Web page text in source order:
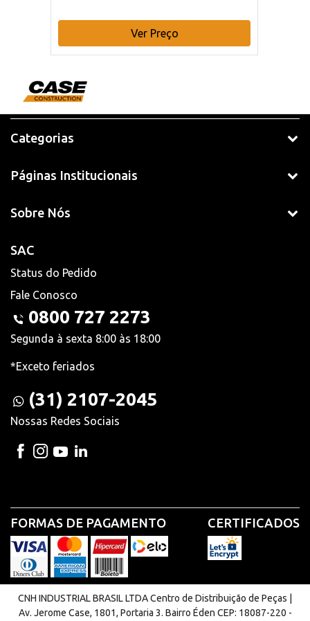
Ver Preço
Categorias
Páginas Institucionais
Sobre Nós
SAC
Status do Pedido
Fale Conosco
0800 727 2273
Segunda à sexta 8:00 às 18:00
*Exceto feriados
(31) 2107-2045
Nossas Redes Sociais
FORMAS DE PAGAMENTO CERTIFICADOS
CNH INDUSTRIAL BRASIL LTDA Centro de Distribuição de Peças |
Av. Jerome Case, 1801, Portaria 3. Bairro Éden CEP: 18087-220 -